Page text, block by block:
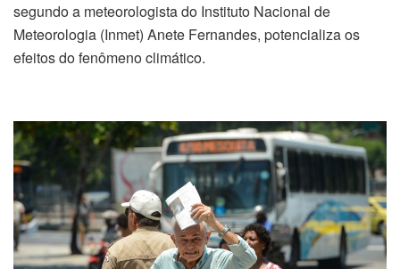
segundo a meteorologista do Instituto Nacional de
Meteorologia (Inmet) Anete Fernandes, potencializa os
efeitos do fenômeno climático.